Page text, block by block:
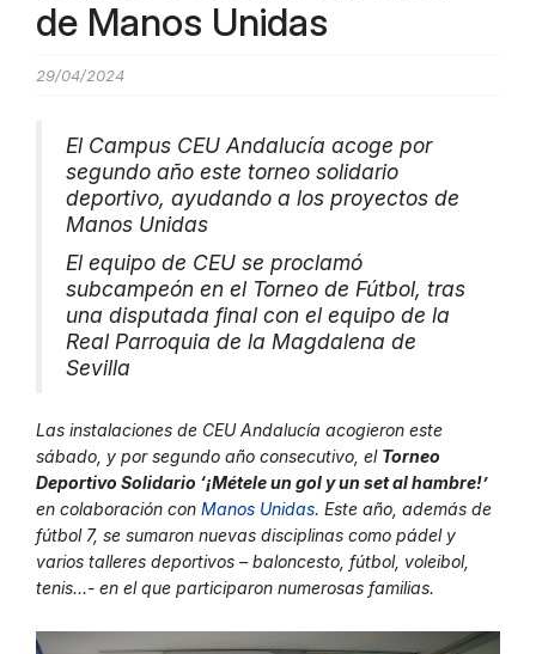
de Manos Unidas
29/04/2024
El Campus CEU Andalucía acoge por
segundo año este torneo solidario
deportivo, ayudando a los proyectos de
Manos Unidas
El equipo de CEU se proclamó
subcampeón en el Torneo de Fútbol, tras
una disputada final con el equipo de la
Real Parroquia de la Magdalena de
Sevilla
Las instalaciones de CEU Andalucía acogieron este
sábado, y por segundo año consecutivo, el Torneo
Deportivo Solidario ‘¡Métele un gol y un set al hambre!’
en colaboración con Manos Unidas. Este año, además de
fútbol 7, se sumaron nuevas disciplinas como pádel y
varios talleres deportivos – baloncesto, fútbol, voleibol,
tenis…- en el que participaron numerosas familias.